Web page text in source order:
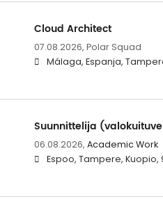
Cloud Architect
07.08.2026, Polar Squad
Málaga, Espanja,
Suunnittelija
06.08.2026, Academic Work
Espoo, Tampere, Kuopio,